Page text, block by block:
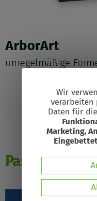
Suchbegriff
ArborArt
unregelmäßige
Passende
von
Daten
und
Cookies
Wir
verarbeiten
Daten für
Marketing,